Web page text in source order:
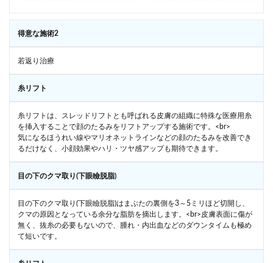
得意な施術2
若返り治療
糸リフト
糸リフトは、スレッドリフトとも呼ばれる皮膚の組織に特殊な医療用糸
を挿入することで顔のたるみをリフトアップする施術です。<br>
気になるほうれい線やマリオネットラインなどの顔のたるみを改善でき
るだけなく、小顔効果やハリ・ツヤ感アップも期待できます。
目の下のクマ取り(下眼瞼脱脂)
目の下のクマ取り(下眼瞼脱脂)はまぶたの裏側を3～5ミリほど切開し、
クマの原因となっている余分な脂肪を摘出します。<br>皮膚表面に傷が
無く、抜糸の必要もないので、腫れ・内出血などのダウンタイムも極め
て短いです。